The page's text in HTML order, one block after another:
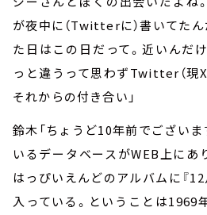
が夜中に（Twitterに）書いてたん
た日はこの日だって。近いんだ
っと違うって思わずTwitter （現X
それからの付き合い」
鈴木「ちょうど10年前でございま
いるデータベースがWEB上にあ
はっぴいえんどのアルバムに『12
入っている。ということは1969